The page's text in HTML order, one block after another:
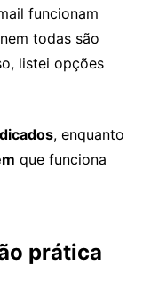
funcionam
todas são
listei opções
, enquanto
que funciona
prática